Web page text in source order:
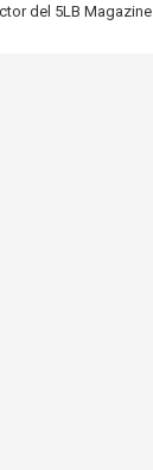
del 5LB